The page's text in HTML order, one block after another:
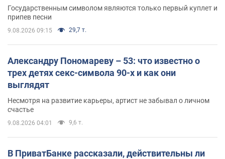
Государственным символом являются только первый куплет и
припев песни
9.08.2026 09:15 29,7 т.
Александру Пономареву – 53: что известно о
трех детях секс-символа 90-х и как они
выглядят
Несмотря на развитие карьеры, артист не забывал о личном
счастье
9.08.2026 04:01 9,6 т.
В ПриватБанке рассказали, действительны ли